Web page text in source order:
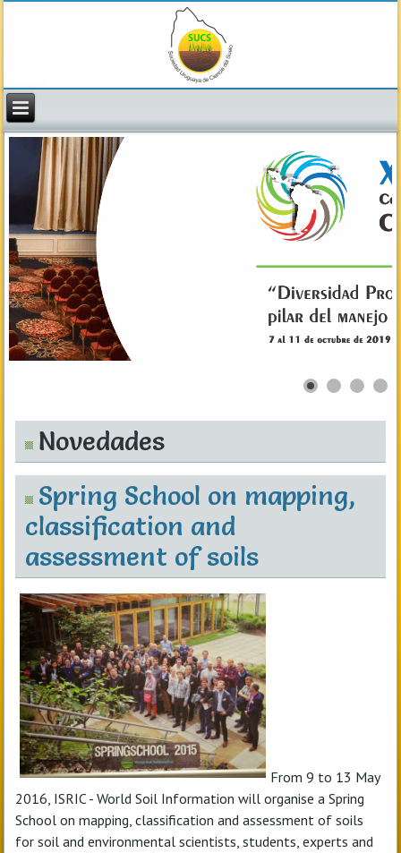
Novedades
Spring School on mapping,
classification and
assessment of soils
From 9 to 13 May
2016, ISRIC - World Soil Information will organise a Spring
School on mapping, classification and assessment of soils
for soil and environmental scientists, students, experts and